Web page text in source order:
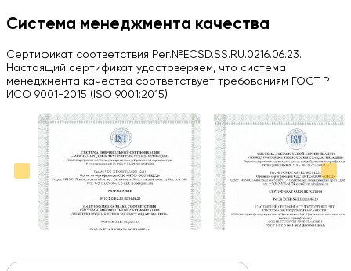
H
03.09.2024
Вся работа выполнена в срок. Всем рекомендую
Больше отзывов на Google Maps
Система менеджмента качества
Сертификат соответствия Рег.№ECSD.SS.RU.0216.06.23.
Настоящий сертификат удостоверяем, что система
менеджмента качества соответствует требованиям ГОСТ Р
ИСО 9001-2015 (ISO 9001:2015)